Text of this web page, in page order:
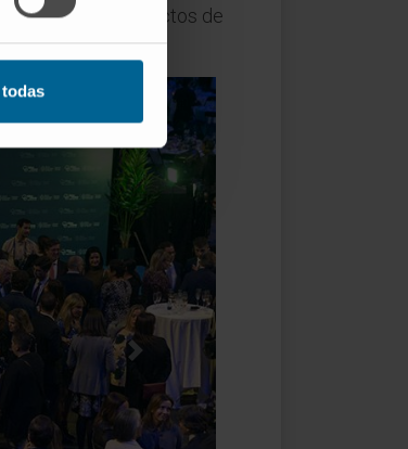
al apoyo de proyectos de
Next